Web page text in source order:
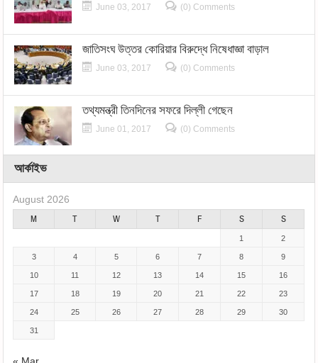
June 03, 2017 (0) Comments
জাতিসংঘ উত্তর কোরিয়ার বিরুদ্ধে নিষেধাজ্ঞা বাড়াল
June 03, 2017 (0) Comments
তথ্যমন্ত্রী তিনদিনের সফরে দিল্লী গেছেন
June 01, 2017 (0) Comments
আর্কাইভ
August 2026
M
T W T F S S
1 2
3 4 5 6 7 8 9
10 11 12 13 14 15 16
17 18 19 20 21 22 23
24 25 26 27 28 29 30
31
« Mar